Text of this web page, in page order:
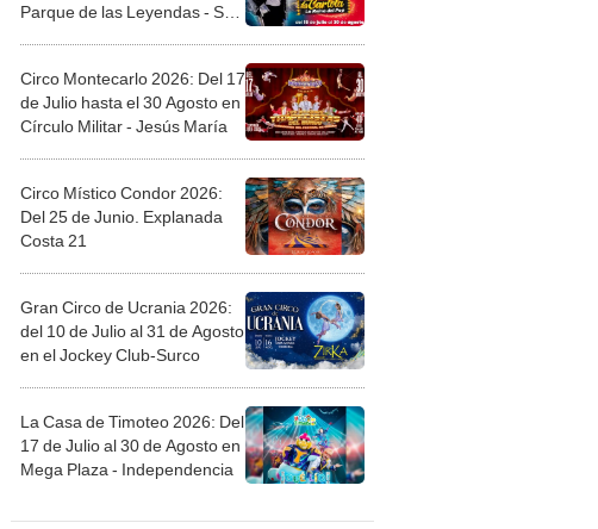
Parque de las Leyendas - San
Circo Montecarlo 2026: Del 17
de Julio hasta el 30 Agosto en
Círculo Militar - Jesús María
Circo Místico Condor 2026:
Del 25 de Junio. Explanada
Costa 21
Gran Circo de Ucrania 2026:
del 10 de Julio al 31 de Agosto
en el Jockey Club-Surco
La Casa de Timoteo 2026: Del
17 de Julio al 30 de Agosto en
Mega Plaza - Independencia